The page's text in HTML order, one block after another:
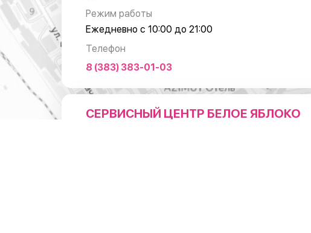
Режим работы
Ежедневно с 10:00 до 21:00
Телефон
8 (383) 383-01-03
СЕРВИСНЫЙ ЦЕНТР БЕЛОЕ ЯБЛОКО